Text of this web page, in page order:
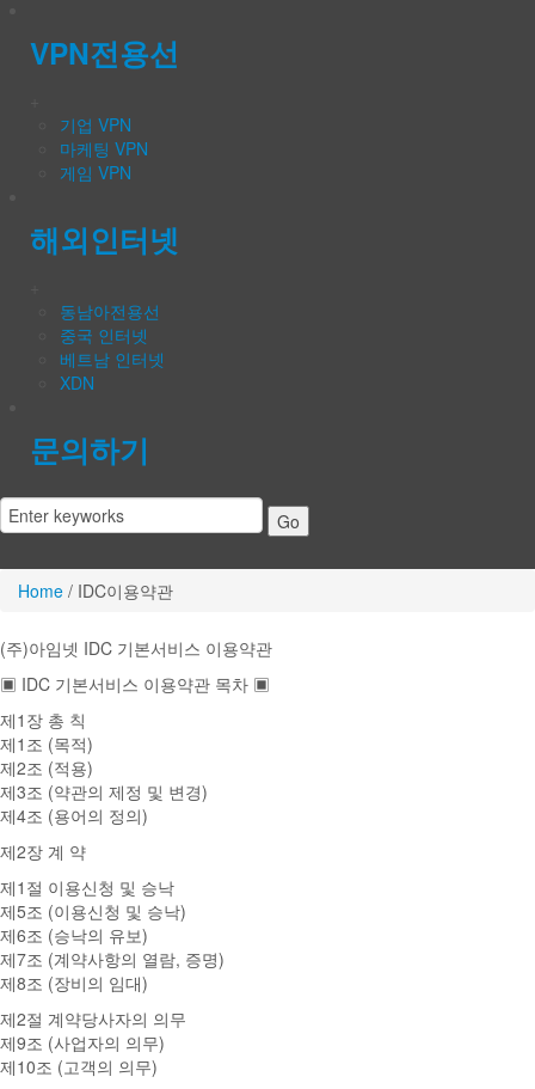
VPN전용선
기업 VPN
마케팅 VPN
게임 VPN
해외인터넷
동남아전용선
중국 인터넷
베트남 인터넷
XDN
문의하기
Home / IDC이용약관
(주)아임넷 IDC 기본서비스 이용약관
▣ IDC 기본서비스 이용약관 목차 ▣
제1장 총 칙
제1조 (목적)
제2조 (적용)
제3조 (약관의 제정 및 변경)
제4조 (용어의 정의)
제2장 계 약
제1절 이용신청 및 승낙
제5조 (이용신청 및 승낙)
제6조 (승낙의 유보)
제7조 (계약사항의 열람, 증명)
제8조 (장비의 임대)
제2절 계약당사자의 의무
제9조 (사업자의 의무)
제10조 (고객의 의무)